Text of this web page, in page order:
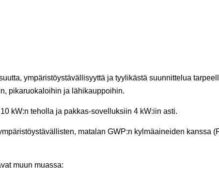
ympäristöystävällisyyttä ja tyylikästä suunnittelua
pikaruokaloihin ja lähikauppoihin.
kW:n teholla ja pakkas-sovelluksiin 4 kW:iin asti.
matalan GWP:n kylmäaineiden kanssa
muun muassa: